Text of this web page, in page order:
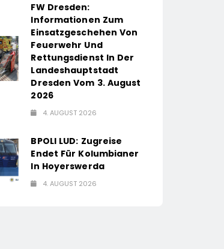
FW Dresden:
Informationen Zum
Einsatzgeschehen Von
Feuerwehr Und
Rettungsdienst In Der
Landeshauptstadt
Dresden Vom 3. August
2026
4. AUGUST 2026
BPOLI LUD: Zugreise
Endet Für Kolumbianer
In Hoyerswerda
4. AUGUST 2026